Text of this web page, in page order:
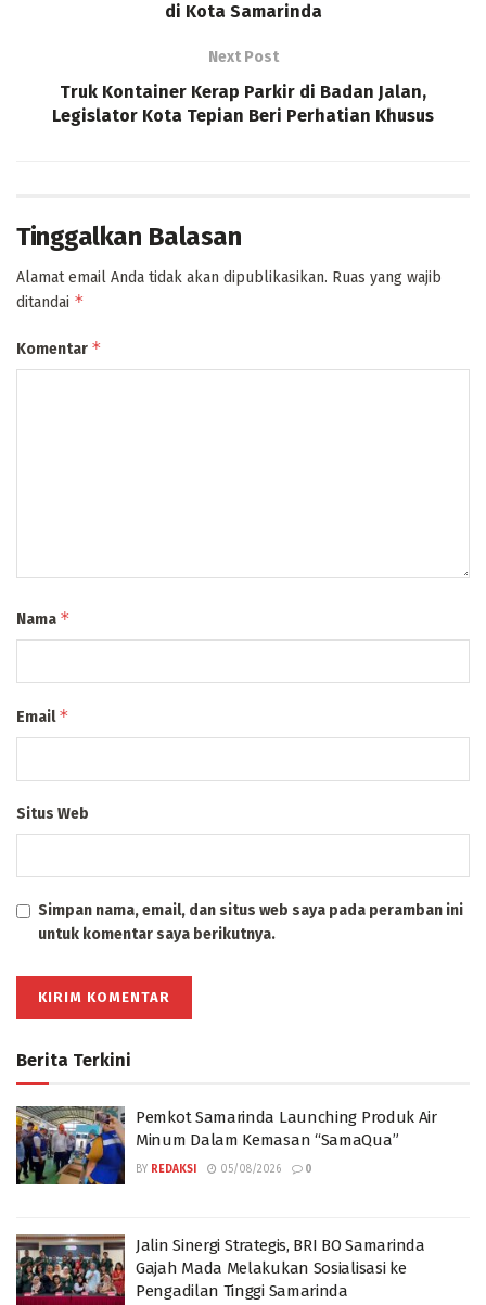
di Kota Samarinda
Next Post
Truk Kontainer Kerap Parkir di Badan Jalan,
Legislator Kota Tepian Beri Perhatian Khusus
Tinggalkan Balasan
Alamat email Anda tidak akan dipublikasikan. Ruas yang wajib
ditandai *
Komentar *
Nama *
Email*
Situs Web
Simpan nama, email, dan situs web saya pada peramban ini
untuk komentar saya berikutnya.
Berita Terkini
Pemkot Samarinda Launching Produk Air
Minum Dalam Kemasan “SamaQua”
BY REDAKSI 05/08/2026 0
Jalin Sinergi Strategis, BRI BO Samarinda
Gajah Mada Melakukan Sosialisasi ke
Pengadilan Tinggi Samarinda